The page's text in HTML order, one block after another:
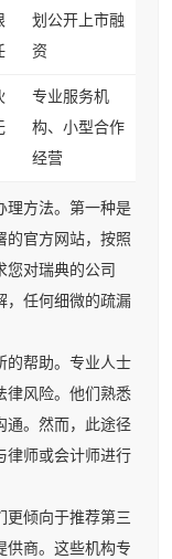
划公开上市融
资
专业服务机
构、小型合作
经营
理方法。第一种是
的官方网站，按照
对瑞典的公司
，任何细微的疏漏
的帮助。专业人士
律风险。他们熟悉
通。然而，此途径
律师或会计师进行
更倾向于推荐第三
供商。这些机构专